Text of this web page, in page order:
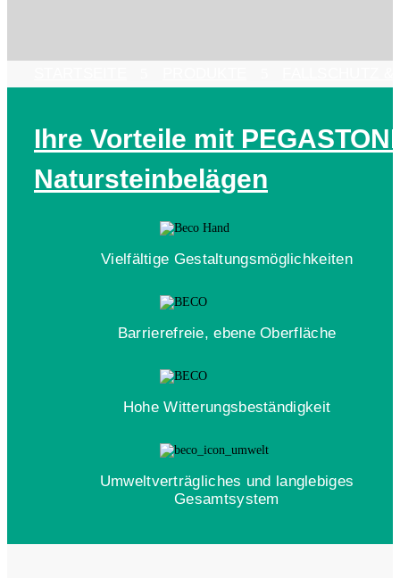
Ihre Vorteile mit
Natursteinbelägen
Vielfältige Gestaltungs­möglichkeiten
Barrierefreie, ebene Oberfläche
Hohe Witterungs­beständigkeit
Umweltverträgliches und langlebiges
Gesamtsystem